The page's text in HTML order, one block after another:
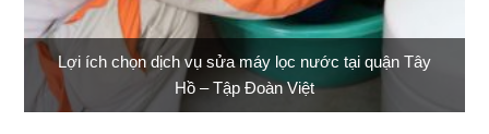
Lợi ích chọn dịch vụ sửa máy lọc nước tại quận Tây
Hồ – Tập Đoàn Việt